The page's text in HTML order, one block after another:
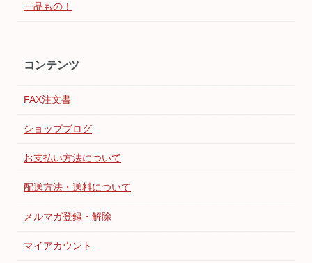
一品もの！
コンテンツ
FAX注文書
ショップブログ
お支払い方法について
配送方法・送料について
メルマガ登録・解除
マイアカウント